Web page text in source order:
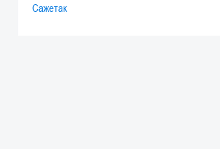
Сажетак